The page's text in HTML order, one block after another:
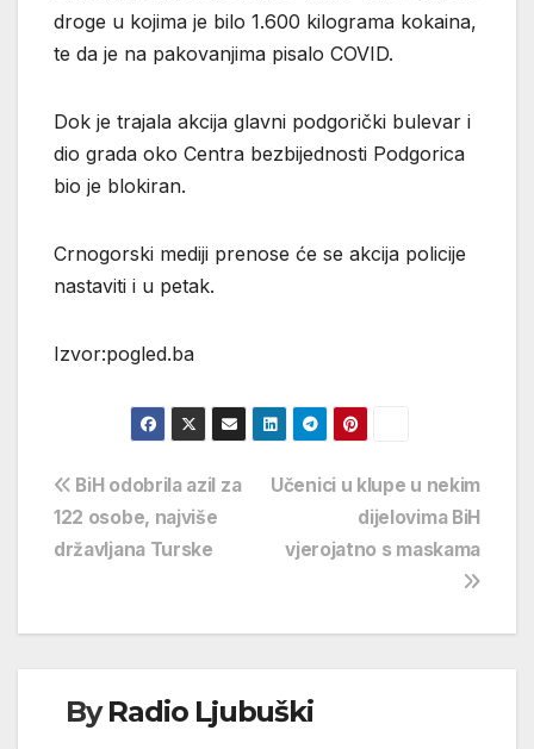
droge u kojima je bilo 1.600 kilograma kokaina,
te da je na pakovanjima pisalo COVID.
Dok je trajala akcija glavni podgorički bulevar i
dio grada oko Centra bezbijednosti Podgorica
bio je blokiran.
Crnogorski mediji prenose će se akcija policije
nastaviti i u petak.
Izvor:pogled.ba
Navigacija
objava
Učenici u klupe u nekim
dijelovima BiH
vjerojatno s maskama
BiH odobrila azil za
122 osobe, najviše
državljana Turske
ByRadio Ljubuški